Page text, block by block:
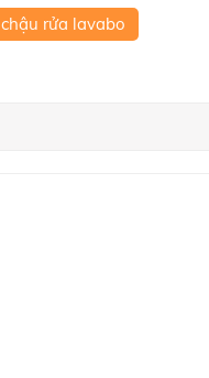
chậu rửa lavabo